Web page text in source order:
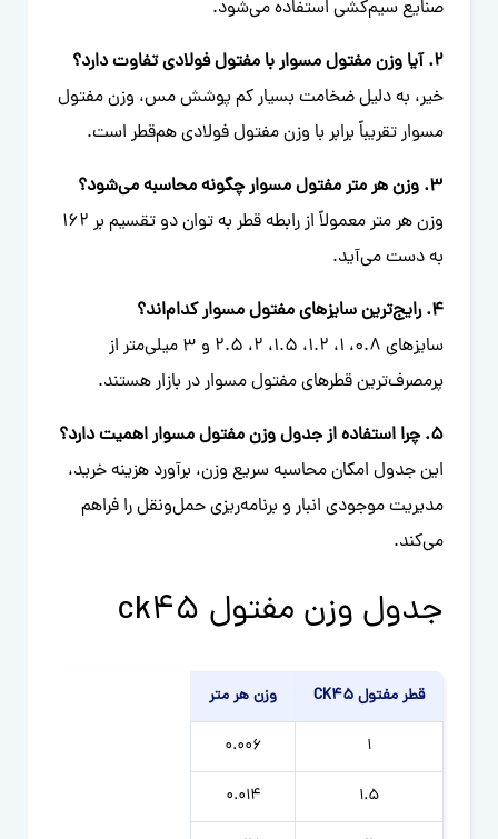
صنایع سیم‌کشی استفاده می‌شود.
2. آیا وزن مفتول مسوار با مفتول فولادی تفاوت دارد؟
خیر، به دلیل ضخامت بسیار کم پوشش مس، وزن مفتول
مسوار تقریباً برابر با وزن مفتول فولادی هم‌قطر است.
3. وزن هر متر مفتول مسوار چگونه محاسبه می‌شود؟
وزن هر متر معمولاً از رابطه قطر به توان دو تقسیم بر 162
به دست می‌آید.
4. رایج‌ترین سایزهای مفتول مسوار کدام‌اند؟
سایزهای 0.8، 1، 1.2، 1.5، 2، 2.5 و 3 میلی‌متر از
پرمصرف‌ترین قطرهای مفتول مسوار در بازار هستند.
5. چرا استفاده از جدول وزن مفتول مسوار اهمیت دارد؟
این جدول امکان محاسبه سریع وزن، برآورد هزینه خرید،
مدیریت موجودی انبار و برنامه‌ریزی حمل‌ونقل را فراهم
می‌کند.
جدول وزن مفتول ck45
قطر مفتول CK45 وزن هر متر
1
0.006
1.5
0.014